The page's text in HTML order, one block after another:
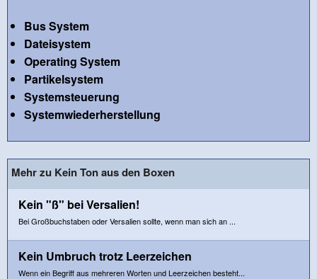
Bus System
Dateisystem
Operating System
Partikelsystem
Systemsteuerung
Systemwiederherstellung
Mehr zu Kein Ton aus den Boxen
Kein "ß" bei Versalien!
Bei Großbuchstaben oder Versalien sollte, wenn man sich an ...
Kein Umbruch trotz Leerzeichen
Wenn ein Begriff aus mehreren Worten und Leerzeichen besteht...